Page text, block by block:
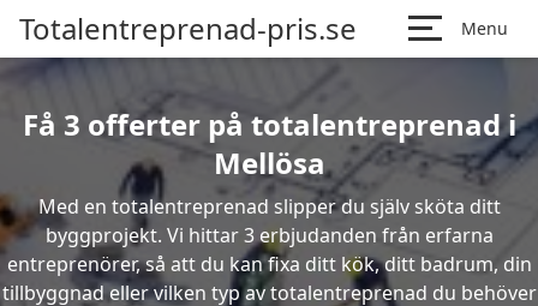
Totalentreprenad-pris.se Menu
Få 3 offerter på totalentreprenad i
Mellösa
Med en totalentreprenad slipper du själv sköta ditt
byggprojekt. Vi hittar 3 erbjudanden från erfarna
entreprenörer, så att du kan fixa ditt kök, ditt badrum, din
tillbyggnad eller vilken typ av totalentreprenad du behöver